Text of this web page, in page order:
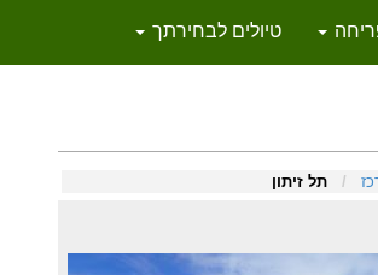
טיולים לבחירתך
/ תל זיתון